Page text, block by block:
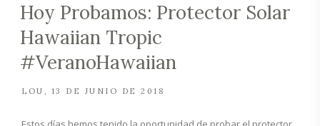
Hoy Probamos: Protector Solar
Hawaiian Tropic
#VeranoHawaiian
LOU 13 DE JUNIO DE 2018